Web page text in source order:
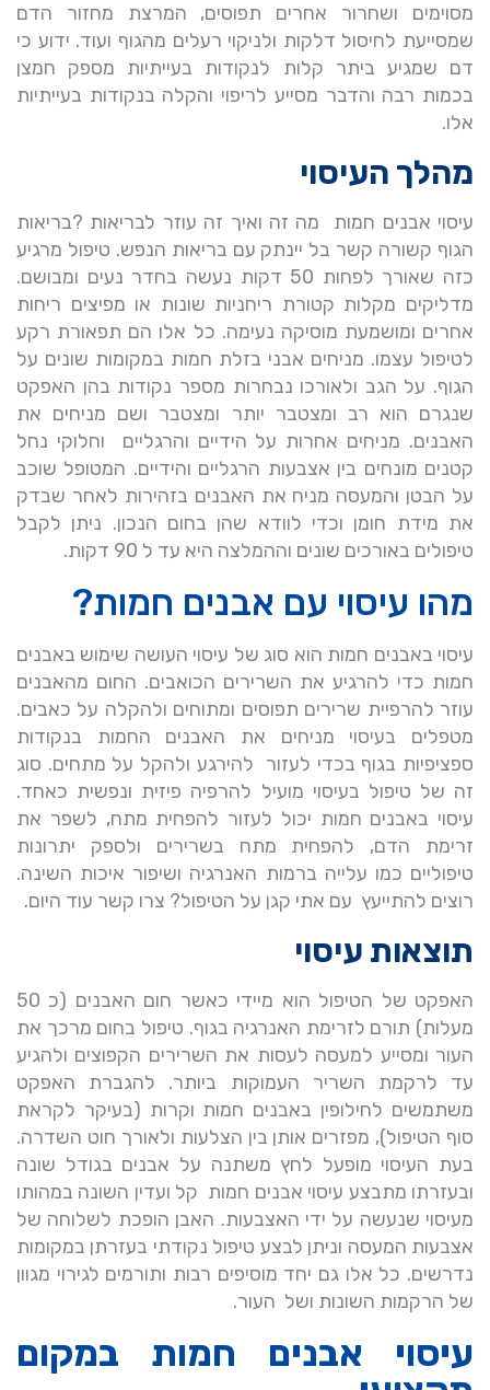
מסוימים ושחרור אחרים תפוסים, המרצת מחזור הדם
שמסייעת לחיסול דלקות ולניקוי רעלים מהגוף ועוד. ידוע כי
דם שמגיע ביתר קלות לנקודות בעייתיות מספק חמצן
בכמות רבה והדבר מסייע לריפוי והקלה בנקודות בעייתיות
אלו.
מהלך העיסוי
עיסוי אבנים חמות מה זה ואיך זה עוזר לבריאות ?בריאות
הגוף קשורה קשר בל יינתק עם בריאות הנפש. טיפול מרגיע
כזה שאורך לפחות 50 דקות נעשה בחדר נעים ומבושם.
מדליקים מקלות קטורת ריחניות שונות או מפיצים ריחות
אחרים ומושמעת מוסיקה נעימה. כל אלו הם תפאורת רקע
לטיפול עצמו. מניחים אבני בזלת חמות במקומות שונים על
הגוף. על הגב ולאורכו נבחרות מספר נקודות בהן האפקט
שנגרם הוא רב ומצטבר יותר ומצטבר ושם מניחים את
האבנים. מניחים אחרות על הידיים והרגליים וחלוקי נחל
קטנים מונחים בין אצבעות הרגליים והידיים. המטופל שוכב
על הבטן והמעסה מניח את האבנים בזהירות לאחר שבדק
את מידת חומן וכדי לוודא שהן בחום הנכון. ניתן לקבל
טיפולים באורכים שונים וההמלצה היא עד ל 90 דקות.
מהו עיסוי עם אבנים חמות?
עיסוי באבנים חמות הוא סוג של עיסוי העושה שימוש באבנים
חמות כדי להרגיע את השרירים הכואבים. החום מהאבנים
עוזר להרפיית שרירים תפוסים ומתוחים ולהקלה על כאבים.
מטפלים בעיסוי מניחים את האבנים החמות בנקודות
ספציפיות בגוף בכדי לעזור להירגע ולהקל על מתחים. סוג
זה של טיפול בעיסוי מועיל להרפיה פיזית ונפשית כאחד.
עיסוי באבנים חמות יכול לעזור להפחית מתח, לשפר את
זרימת הדם, להפחית מתח בשרירים ולספק יתרונות
טיפוליים כמו עלייה ברמות האנרגיה ושיפור איכות השינה.
רוצים להתייעץ עם אתי קגן על הטיפול? צרו קשר עוד היום.
תוצאות עיסוי
האפקט של הטיפול הוא מיידי כאשר חום האבנים (כ 50
מעלות) תורם לזרימת האנרגיה בגוף. טיפול בחום מרכך את
העור ומסייע למעסה לעסות את השרירים הקפוצים ולהגיע
עד לרקמת השריר העמוקות ביותר. להגברת האפקט
משתמשים לחילופין באבנים חמות וקרות (בעיקר לקראת
סוף הטיפול), מפזרים אותן בין הצלעות ולאורך חוט השדרה.
בעת העיסוי מופעל לחץ משתנה על אבנים בגודל שונה
ובעזרתו מתבצע עיסוי אבנים חמות קל ועדין השונה במהותו
מעיסוי שנעשה על ידי האצבעות. האבן הופכת לשלוחה של
אצבעות המעסה וניתן לבצע טיפול נקודתי בעזרתן במקומות
נדרשים. כל אלו גם יחד מוסיפים רבות ותורמים לגירוי מגוון
של הרקמות השונות ושל העור.
עיסוי אבנים חמות במקום